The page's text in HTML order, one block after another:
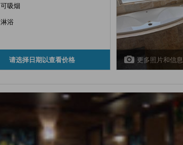
可吸烟
淋浴
请选择日期以查看价格 更多照片和信息